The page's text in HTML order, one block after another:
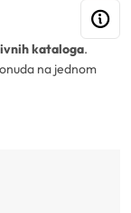
kataloga.
na jednom